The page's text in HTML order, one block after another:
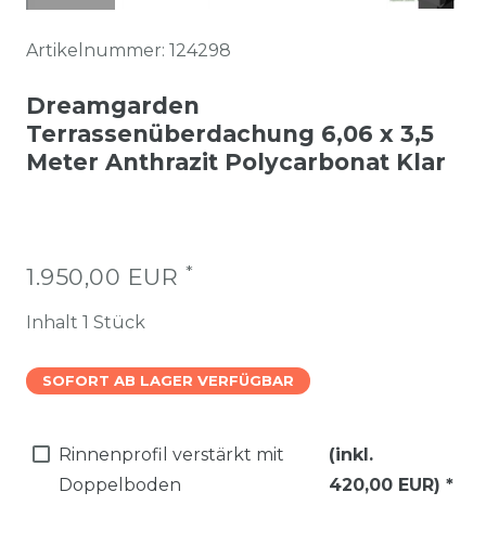
Artikelnummer: 124298
Dreamgarden
Terrassenüberdachung 6,06 x 3,5
Meter Anthrazit Polycarbonat Klar
1.950,00 EUR *
Inhalt 1 Stück
SOFORT AB LAGER VERFÜGBAR
Rinnenprofil verstärkt mit
Doppelboden
(inkl.
420,00 EUR)*